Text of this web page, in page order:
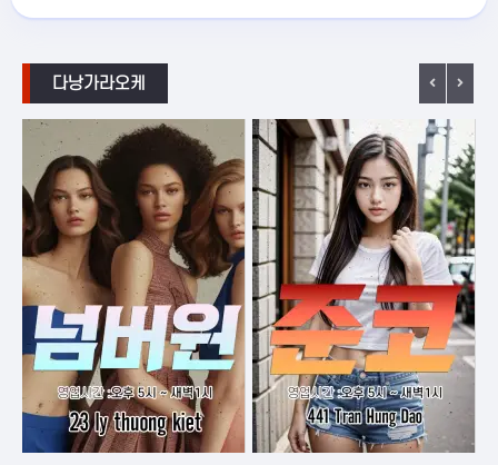
다낭가라오케